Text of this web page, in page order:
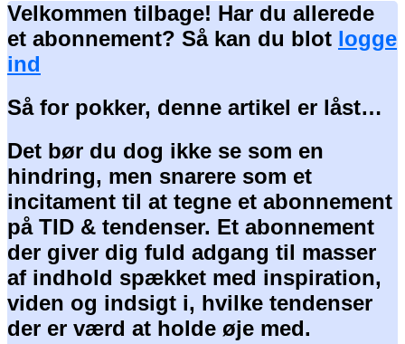
Velkommen tilbage! Har du allerede
et abonnement? Så kan du blot logge
ind
Så for pokker, denne artikel er låst…
Det bør du dog ikke se som en
hindring, men snarere som et
incitament til at tegne et abonnement
på TID & tendenser. Et abonnement
der giver dig fuld adgang til masser
af indhold spækket med inspiration,
viden og indsigt i, hvilke tendenser
der er værd at holde øje med.